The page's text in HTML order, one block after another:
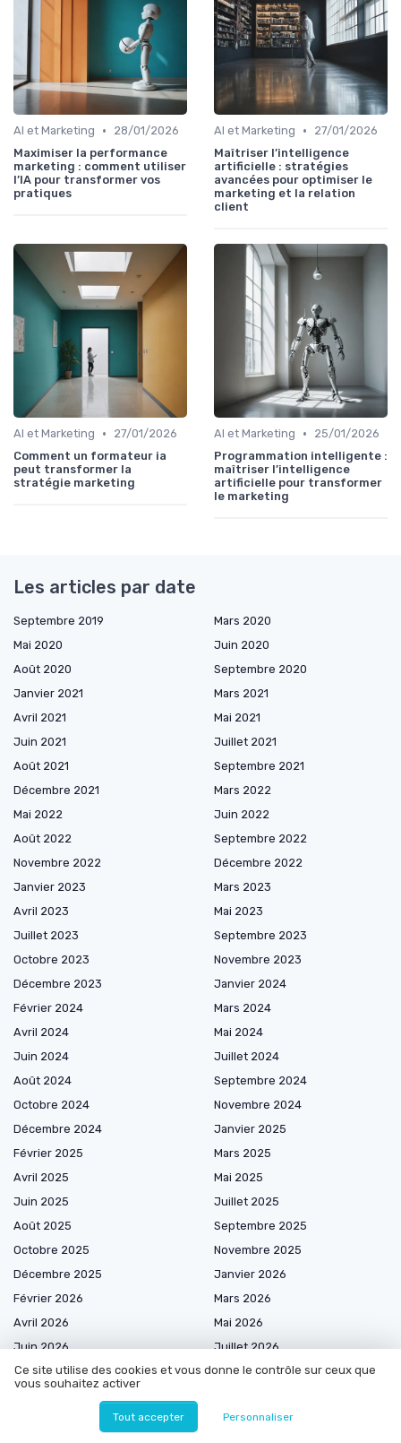
AI et Marketing •
28/01/2026
Maximiser la performance
marketing : comment utiliser
l’IA pour transformer vos
pratiques
AI et Marketing •
27/01/2026
Maîtriser l’intelligence
artificielle : stratégies
avancées pour optimiser le
marketing et la relation
client
AI et Marketing •
27/01/2026
Comment un formateur ia
peut transformer la
stratégie marketing
AI et Marketing •
25/01/2026
Programmation intelligente :
maîtriser l’intelligence
artificielle pour transformer
le marketing
Les articles par date
Septembre 2019
Mars 2020
Mai 2020
Juin 2020
Août 2020
Septembre 2020
Janvier 2021
Mars 2021
Avril 2021
Mai 2021
Juin 2021
Juillet 2021
Août 2021
Septembre 2021
Décembre 2021
Mars 2022
Mai 2022
Juin 2022
Août 2022
Septembre 2022
Novembre 2022
Décembre 2022
Janvier 2023
Mars 2023
Avril 2023
Mai 2023
Juillet 2023
Septembre 2023
Octobre 2023
Novembre 2023
Décembre 2023
Janvier 2024
Février 2024
Mars 2024
Avril 2024
Mai 2024
Juin 2024
Juillet 2024
Août 2024
Septembre 2024
Octobre 2024
Novembre 2024
Décembre 2024
Janvier 2025
Février 2025
Mars 2025
Avril 2025
Mai 2025
Juin 2025
Juillet 2025
Août 2025
Septembre 2025
Octobre 2025
Novembre 2025
Décembre 2025
Janvier 2026
Février 2026
Mars 2026
Avril 2026
Mai 2026
Juin 2026
Juillet 2026
Août 2026
Ce site utilise des cookies et vous donne le contrôle sur ceux que
vous souhaitez activer
Tout accepter Personnaliser